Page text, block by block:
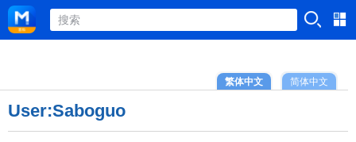
简体中文
繁体中文
User:Saboguo